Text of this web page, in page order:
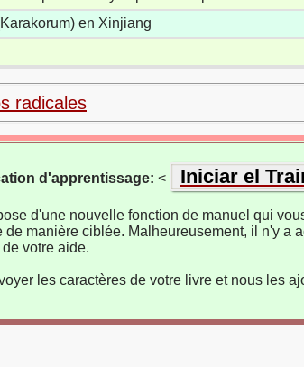
en Xinjiang
radicales
d'apprentissage: < Iniciar el
d'une nouvelle fonction de manuel qui
de manière ciblée. Malheureusement, il n'y a
votre aide.
les caractères de votre livre et nous les